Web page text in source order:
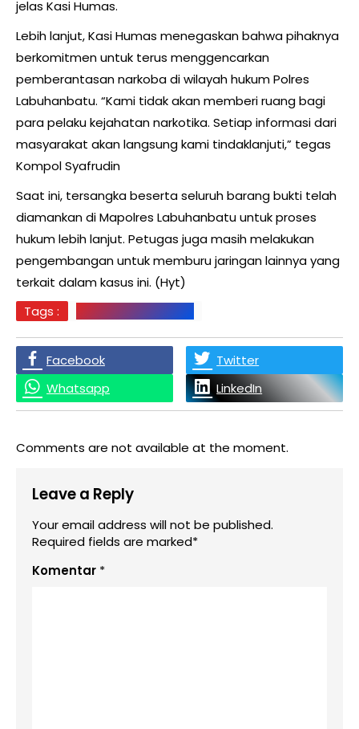
jelas Kasi Humas.
Lebih lanjut, Kasi Humas menegaskan bahwa pihaknya
berkomitmen untuk terus menggencarkan
pemberantasan narkoba di wilayah hukum Polres
Labuhanbatu. “Kami tidak akan memberi ruang bagi
para pelaku kejahatan narkotika. Setiap informasi dari
masyarakat akan langsung kami tindaklanjuti,” tegas
Kompol Syafrudin
Saat ini, tersangka beserta seluruh barang bukti telah
diamankan di Mapolres Labuhanbatu untuk proses
hukum lebih lanjut. Petugas juga masih melakukan
pengembangan untuk memburu jaringan lainnya yang
terkait dalam kasus ini. (Hyt)
Tags :
Facebook
Twitter
Whatsapp
LinkedIn
Comments are not available at the moment.
Leave a Reply
Your email address will not be published.
Required fields are marked*
Komentar *